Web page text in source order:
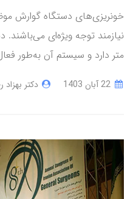
خونریزی‌های دستگاه گوارش
متر دارد و سیستم آن به‌طور
دکتر بهزاد